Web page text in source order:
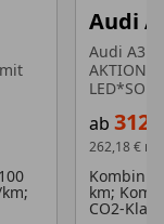
Audi
Audi A3
ab
262,18 €
km;
CO2-